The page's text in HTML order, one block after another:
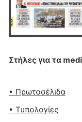
Στήλες για τα
• Πρωτοσέλιδα
• Tυπολογίες